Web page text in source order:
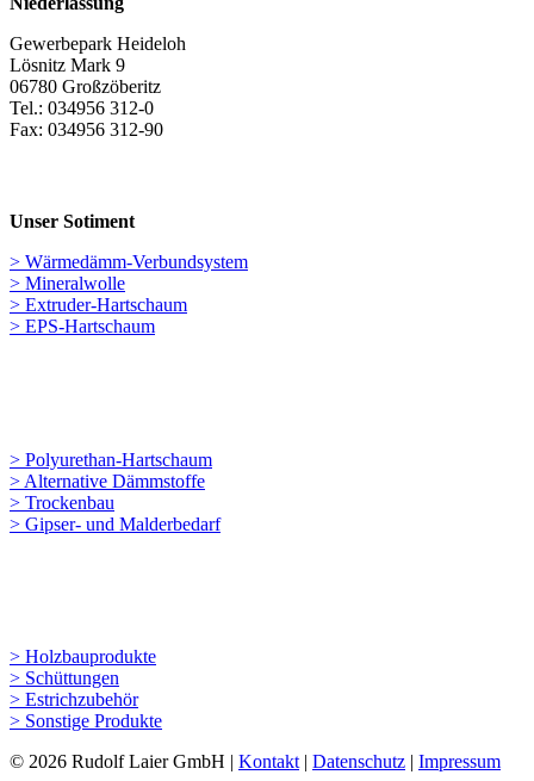
Gewerbepark Heideloh
Lösnitz Mark 9
06780 Großzöberitz
Tel.: 034956 312-0
Fax: 034956 312-90
Unser Sotiment
> Wärmedämm-Verbundsystem
> Mineralwolle
> Extruder-Hartschaum
> EPS-Hartschaum
> Polyurethan-Hartschaum
> Alternative Dämmstoffe
> Trockenbau
> Gipser- und Malderbedarf
> Holzbauprodukte
> Schüttungen
> Estrichzubehör
> Sonstige Produkte
© 2026 Rudolf Laier GmbH | Kontakt | Datenschutz | Impressum